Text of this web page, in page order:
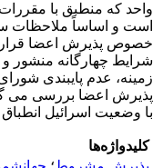
است و اساساً ملاحظات
خصوص پذیرش اعضا قرار
شرایط چهارگانه منشور و
زمینه، عدم پایبندی
پذیرش اعضا بررسی می
با وضعیت اسرائیل
کلیدواژه‌ها